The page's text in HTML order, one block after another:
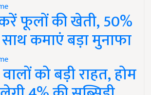
फूलों की खेती, 50%
कमाएं बड़ा मुनाफा
को बड़ी राहत, होम